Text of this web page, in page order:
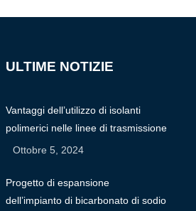
ULTIME NOTIZIE
Vantaggi dell’utilizzo di isolanti
polimerici nelle linee di trasmissione
Ottobre 5, 2024
Progetto di espansione
dell’impianto di bicarbonato di sodio